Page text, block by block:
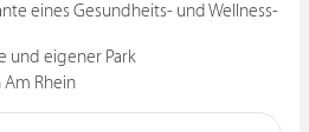
eines Gesundheits- und Wellness-
und eigener Park
Am Rhein